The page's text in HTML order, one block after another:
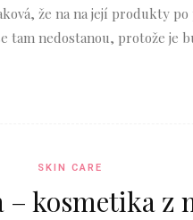
že na na její produkty
tam nedostanou, protože je
SKIN CARE
– kosmetika z